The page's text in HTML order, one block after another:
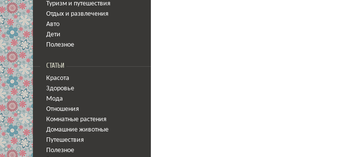
Туризм и путешествия
Отдых и развлечения
Авто
Дети
Полезное
СТАТЬИ
Красота
Здоровье
Мода
Отношения
Комнатные растения
Домашние животные
Путешествия
Полезное